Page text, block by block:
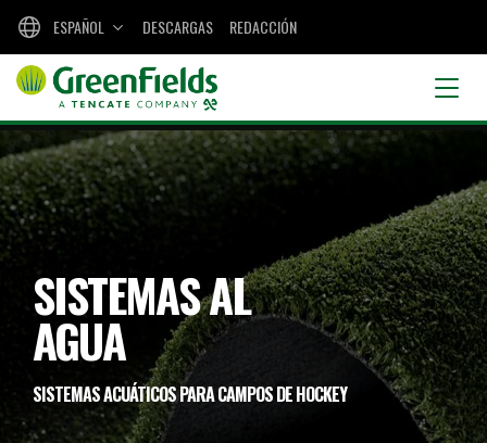
DESCARGAS REDACCIÓN
ESPAÑOL
SISTEMAS AL
AGUA
SISTEMAS ACUÁTICOS PARA CAMPOS DE HOCKEY